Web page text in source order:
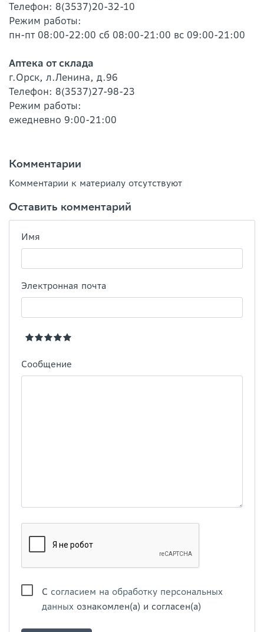
Телефон: 8(3537)20-32-10
Режим работы:
пн-пт 08:00-22:00 сб 08:00-21:00 вс 09:00-21:00
Аптека от склада
г.Орск, л.Ленина, д.96
Телефон: 8(3537)27-98-23
Режим работы:
ежедневно 9:00-21:00
Комментарии
Комментарии к материалу отсутствуют
Оставить комментарий
Имя
Электронная почта
Сообщение
С согласием на обработку персональных
данных ознакомлен(а) и согласен(а)